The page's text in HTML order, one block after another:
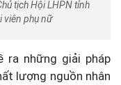
tịch Hội LHPN tỉnh
viên phụ nữ
ra những giải pháp
lượng nguồn nhân